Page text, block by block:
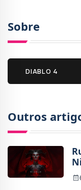
Sobre
DIABLO 4
Outros
e